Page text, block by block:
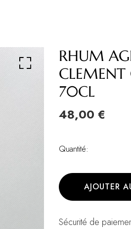
RHUM
70CL
48,00 €
Quantité:
AJOUTER
Sécurité de